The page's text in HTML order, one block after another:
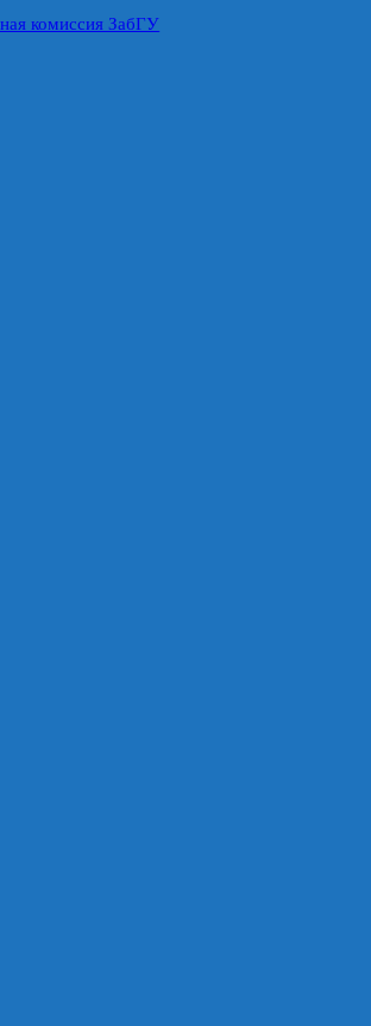
комиссия ЗабГУ